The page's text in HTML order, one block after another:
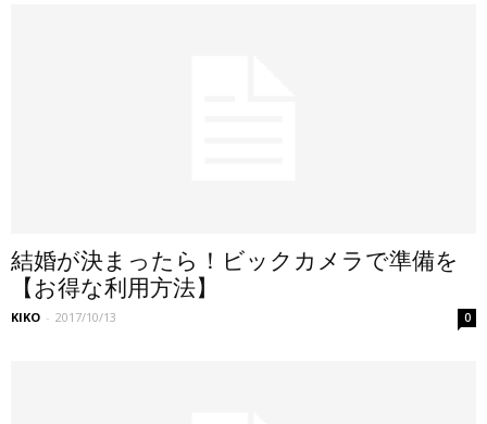
結婚が決まったら！ビックカメラで準備を
【お得な利用方法】
KIKO - 2017/10/13 0